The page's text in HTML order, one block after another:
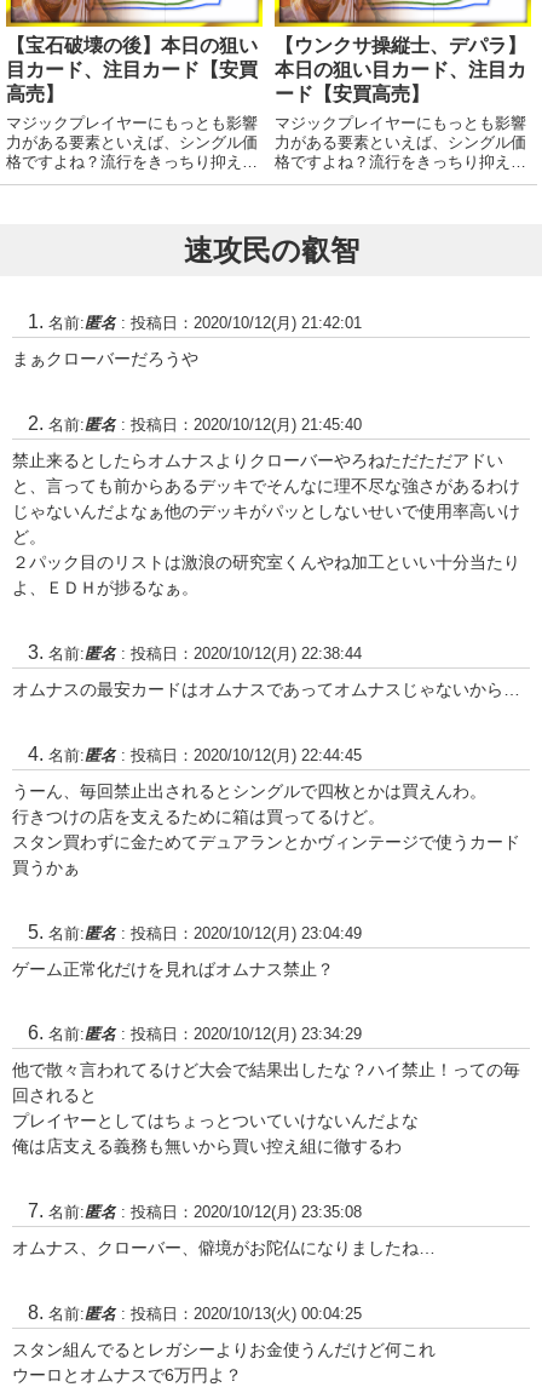
【宝石破壊の後】本日の狙い
目カード、注目カード【安買
高売】
マジックプレイヤーにもっとも影響
力がある要素といえば、シングル価
格ですよね？流行をきっちり抑えて
賢く売り買いいたしましょう！デー
は先日発売された統率者マスターズ
【ウンクサ操縦士、デパラ】
本日の狙い目カード、注目カ
ード【安買高売】
マジックプレイヤーにもっとも影響
力がある要素といえば、シングル価
格ですよね？流行をきっちり抑えて
賢く売り買いいたしましょう！デー
グ！（基本土地はランキングから除
外してい...
速攻民の叡智
名前:匿名 : 投稿日：2020/10/12(月) 21:42:01
まぁクローバーだろうや
名前:匿名 : 投稿日：2020/10/12(月) 21:45:40
禁止来るとしたらオムナスよりクローバーやろねただただアドい
と、言っても前からあるデッキでそんなに理不尽な強さがあるわけ
じゃないんだよなぁ他のデッキがパッとしないせいで使用率高いけ
ど。
２パック目のリストは激浪の研究室くんやね加工といい十分当たり
よ、ＥＤＨが捗るなぁ。
名前:匿名 : 投稿日：2020/10/12(月) 22:38:44
オムナスの最安カードはオムナスであってオムナスじゃないから…
名前:匿名 : 投稿日：2020/10/12(月) 22:44:45
うーん、毎回禁止出されるとシングルで四枚とかは買えんわ。
行きつけの店を支えるために箱は買ってるけど。
スタン買わずに金ためてデュアランとかヴィンテージで使うカード
買うかぁ
名前:匿名 : 投稿日：2020/10/12(月) 23:04:49
ゲーム正常化だけを見ればオムナス禁止？
名前:匿名 : 投稿日：2020/10/12(月) 23:34:29
他で散々言われてるけど大会で結果出したな？ハイ禁止！っての毎
回されると
プレイヤーとしてはちょっとついていけないんだよな
俺は店支える義務も無いから買い控え組に徹するわ
名前:匿名 : 投稿日：2020/10/12(月) 23:35:08
オムナス、クローバー、僻境がお陀仏になりましたね…
名前:匿名 : 投稿日：2020/10/13(火) 00:04:25
スタン組んでるとレガシーよりお金使うんだけど何これ
ウーロとオムナスで6万円よ？